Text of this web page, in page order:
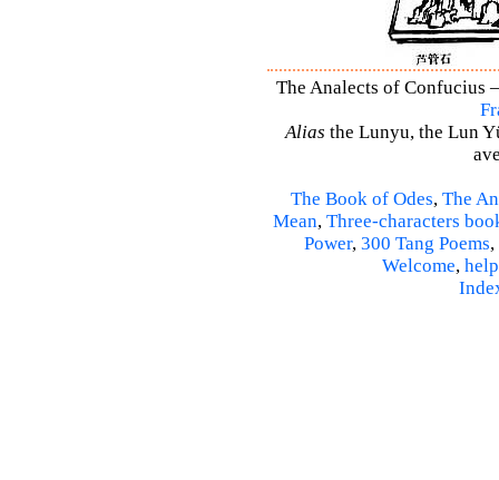
The Analects of Confucius
Alias the Lunyu, the Lun
The Book of Odes, The
Mean, Three-characters
Power, 300 Tang Poems,
Welcome, help